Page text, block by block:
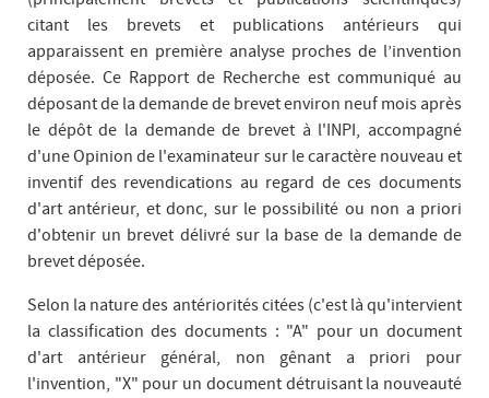
citant les brevets et publications antérieurs qui
apparaissent en première analyse proches de l’invention
déposée. Ce Rapport de Recherche est communiqué au
déposant de la demande de brevet environ neuf mois après
le dépôt de la demande de brevet à l'INPI, accompagné
d'une Opinion de l'examinateur sur le caractère nouveau et
inventif des revendications au regard de ces documents
d'art antérieur, et donc, sur le possibilité ou non a priori
d'obtenir un brevet délivré sur la base de la demande de
brevet déposée.
Selon la nature des antériorités citées (c'est là qu'intervient
la classification des documents : "A" pour un document
d'art antérieur général, non gênant a priori pour
l'invention, "X" pour un document détruisant la nouveauté